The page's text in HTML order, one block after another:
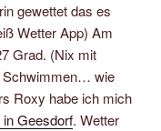
gewettet das es
Wetter App) Am
Grad. (Nix mit
Schwimmen… wie
Roxy habe ich mich
Geesdorf. Wetter